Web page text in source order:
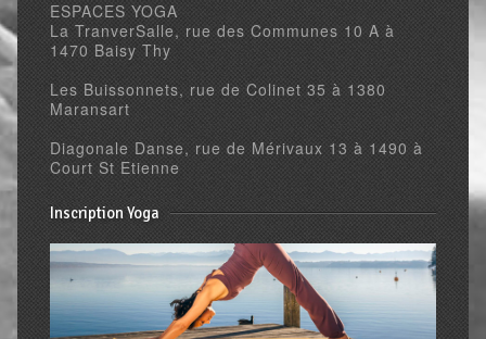
ESPACES YOGA
La TranverSalle, rue des Communes 10 A à
1470 Baisy Thy
Les Buissonnets, rue de Colinet 35 à 1380
Maransart
Diagonale Danse, rue de Mérivaux 13 à 1490 à
Court St Etienne
Inscription Yoga